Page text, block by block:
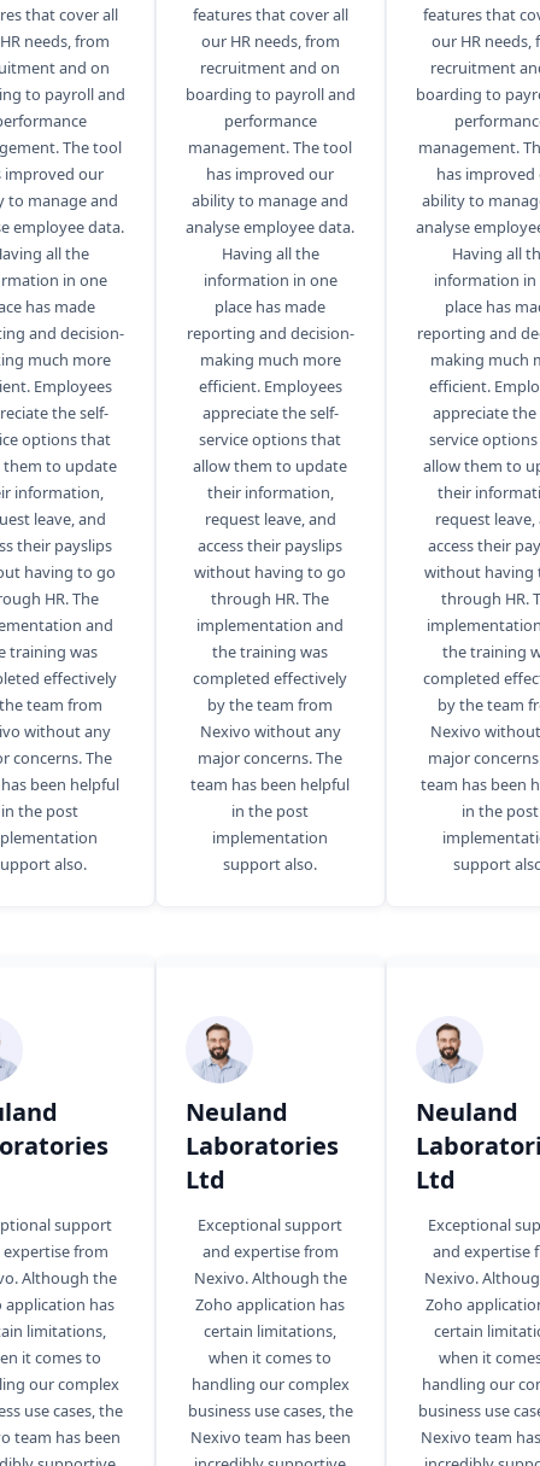
that cover all
needs, from
and on
to payroll and
The tool
improved our
to manage and
employee data.
all the
in one
has made
and decision-
much more
Employees
the self-
options that
them to update
information,
leave, and
their payslips
having to go
HR. The
and
training was
effectively
team from
without any
concerns. The
been helpful
in the post
also.
support
from
Although the
application has
limitations,
it comes to
our complex
use cases, the
team has been
features that cover all
our HR needs, from
recruitment and on
boarding to payroll and
performance
management. The tool
has improved our
ability to manage and
analyse employee data.
Having all the
information in one
place has made
reporting and decision-
making much more
efficient. Employees
appreciate the self-
service options that
allow them to update
their information,
request leave, and
access their payslips
without having to go
through HR. The
implementation and
the training was
completed effectively
by the team from
Nexivo without any
major concerns. The
team has been helpful
in the post
implementation
support also.
Neuland
Laboratories
Ltd
Exceptional support
and expertise from
Nexivo. Although the
Zoho application has
certain limitations,
when it comes to
handling our complex
business use cases, the
Nexivo team has been
features that
our HR needs,
recruitment
boarding to
management.
has improved
ability to
analyse
Having all
information in
place has
reporting and
making much
efficient.
appreciate the
service
allow them to
their
request leave,
access their
without having
through HR.
the training
completed
by the team
Nexivo
major
team has been
in the post
support
Neuland
Ltd
Exceptional
and expertise
Nexivo.
Zoho
certain
when it
handling our
business use
Nexivo team